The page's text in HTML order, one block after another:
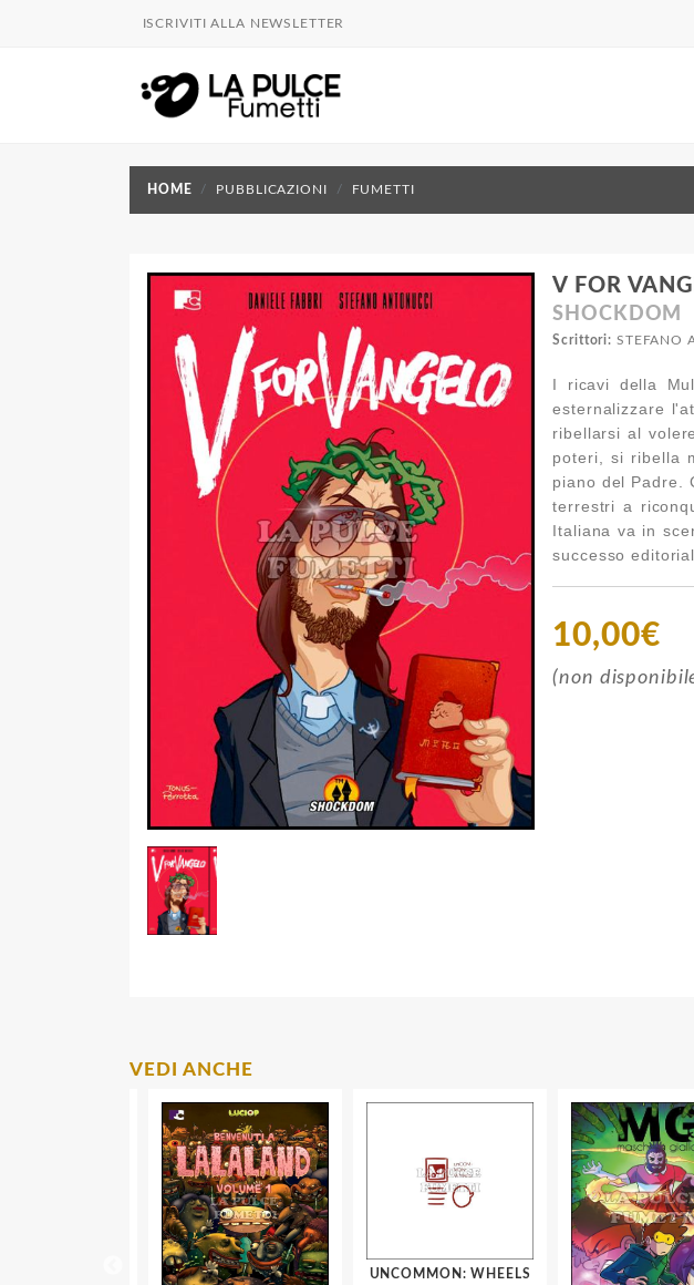
ISCRIVITI ALLA NEWSLETTER
HOME PUBBLICAZIONI FUMETTI
V FOR
SHOCKDOM
Scrittori: STEFANO
I ricavi della
esternalizzare
ribellarsi al
poteri, si ribella
piano del Padre.
terrestri a
Italiana va in
successo
10,00€
(non
VEDI ANCHE
UNCOMMON: WHEELS